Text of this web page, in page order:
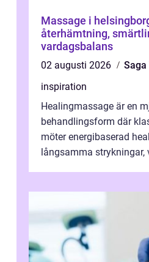
Massage i
återhämtning,
vardagsbalans
02 augusti 2026
Saga
inspiration
Healingmassage är en
behandlingsform där
möter energibaserad
långsamma strykningar,